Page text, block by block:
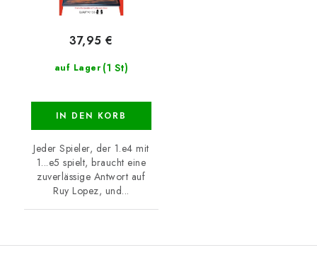
auf Lager (1 St)
37,95 €
IN DEN KORB
Jeder Spieler, der 1.e4 mit
1...e5 spielt, braucht eine
zuverlässige Antwort auf
Ruy Lopez, und...